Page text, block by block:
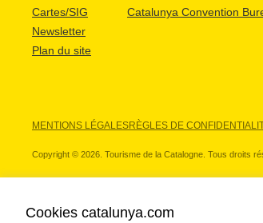
Cartes/SIG
Newsletter
Plan du site
Catalunya Convention
MENTIONS LÉGALESRÈGLES DE
Copyright © 2026. Tourisme de la Catalogne. Tous droits
Cookies catalunya.com